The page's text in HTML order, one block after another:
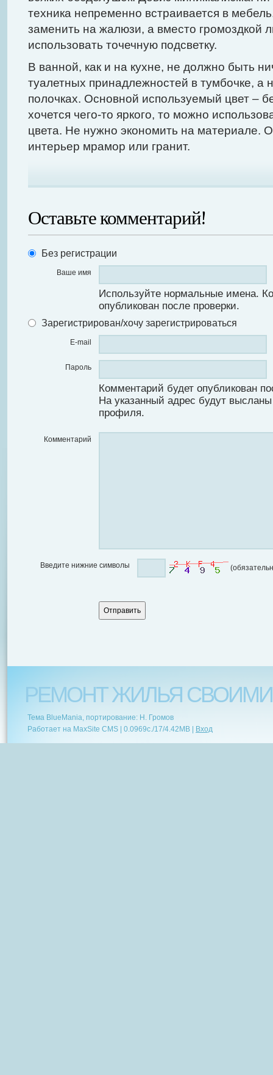
техника непременно встраивается в
заменить на жалюзи, а вместо громоздкой
использовать точечную подсветку.
В ванной, как и на кухне, не должно быть
туалетных принадлежностей в тумбочке, а
полочках. Основной используемый цвет –
хочется чего-то яркого, то можно
цвета. Не нужно экономить на материале.
интерьер мрамор или гранит.
Оставьте комментарий!
Без регистрации
Ваше имя
Используйте нормальные имена.
опубликован после проверки.
Зарегистрирован/хочу зарегистрироваться
E-mail
Пароль
Комментарий будет опубликован
На указанный адрес будут
профиля.
Комментарий
Введите нижние символы
РЕМОНТ ЖИЛЬЯ
Тема BlueMania, портирование: Н. Громов
Работает на MaxSite CMS | 0.0969c./17/4.42MB Вход